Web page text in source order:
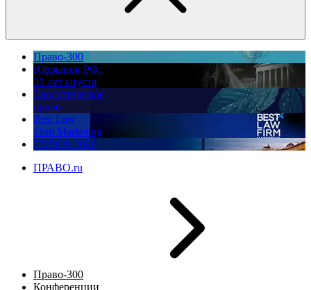
Право-300
Юррынок РФ:
35 лет спустя
Экологическое
право
Best Law
Firm Marketing
ПМЮФ 2026
ПРАВО.ru
Право-300
Конференции